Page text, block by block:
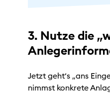
3. Nutze die
Jetzt geht‘s „ans
nimmst konkrete